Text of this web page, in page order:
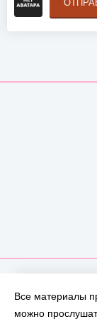
Все материалы
можно